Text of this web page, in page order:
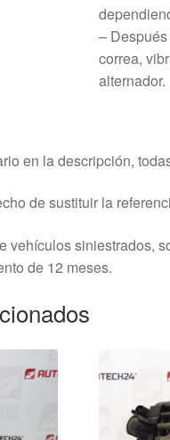
–
correa,
alternador.
en la descripción,
de sustituir la
vehículos siniestrados,
de 12 meses.